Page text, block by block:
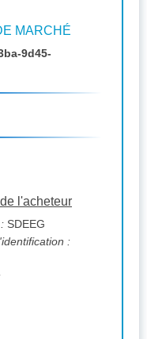
MARCHÉ
9d45-
l'acheteur
SDEEG
: